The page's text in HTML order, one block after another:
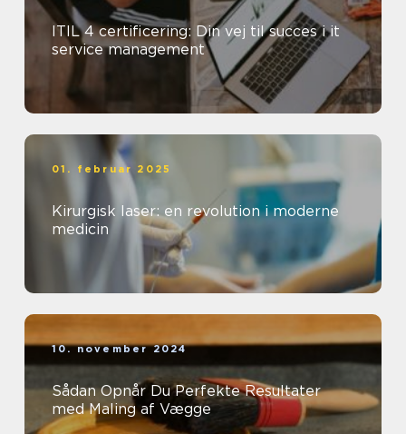
ITIL 4 certificering: Din vej til succes i it
service management
01. februar 2025
Kirurgisk laser: en revolution i moderne
medicin
10. november 2024
Sådan Opnår Du Perfekte Resultater
med Maling af Vægge